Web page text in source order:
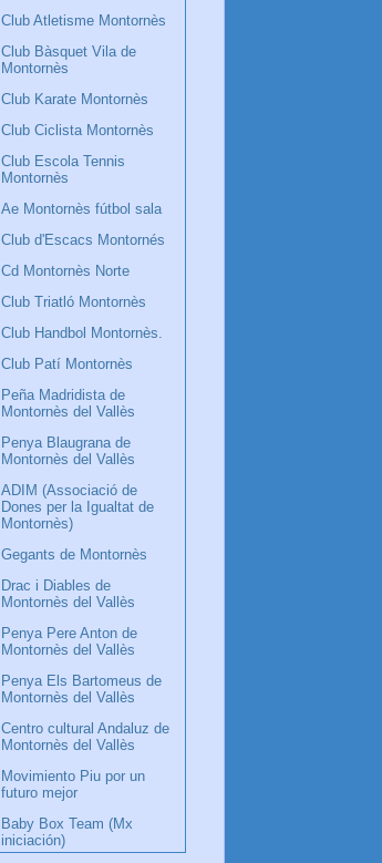
Club Atletisme Montornès
Club Bàsquet Vila de
Montornès
Club Karate Montornès
Club Ciclista Montornès
Club Escola Tennis
Montornès
Ae Montornès fútbol sala
Club d'Escacs Montornés
Cd Montornès Norte
Club Triatló Montornès
Club Handbol Montornès.
Club Patí Montornès
Peña Madridista de
Montornès del Vallès
Penya Blaugrana de
Montornès del Vallès
ADIM (Associació de
Dones per la Igualtat de
Montornès)
Gegants de Montornès
Drac i Diables de
Montornès del Vallès
Penya Pere Anton de
Montornès del Vallès
Penya Els Bartomeus de
Montornès del Vallès
Centro cultural Andaluz de
Montornès del Vallès
Movimiento Piu por un
futuro mejor
Baby Box Team (Mx
iniciación)